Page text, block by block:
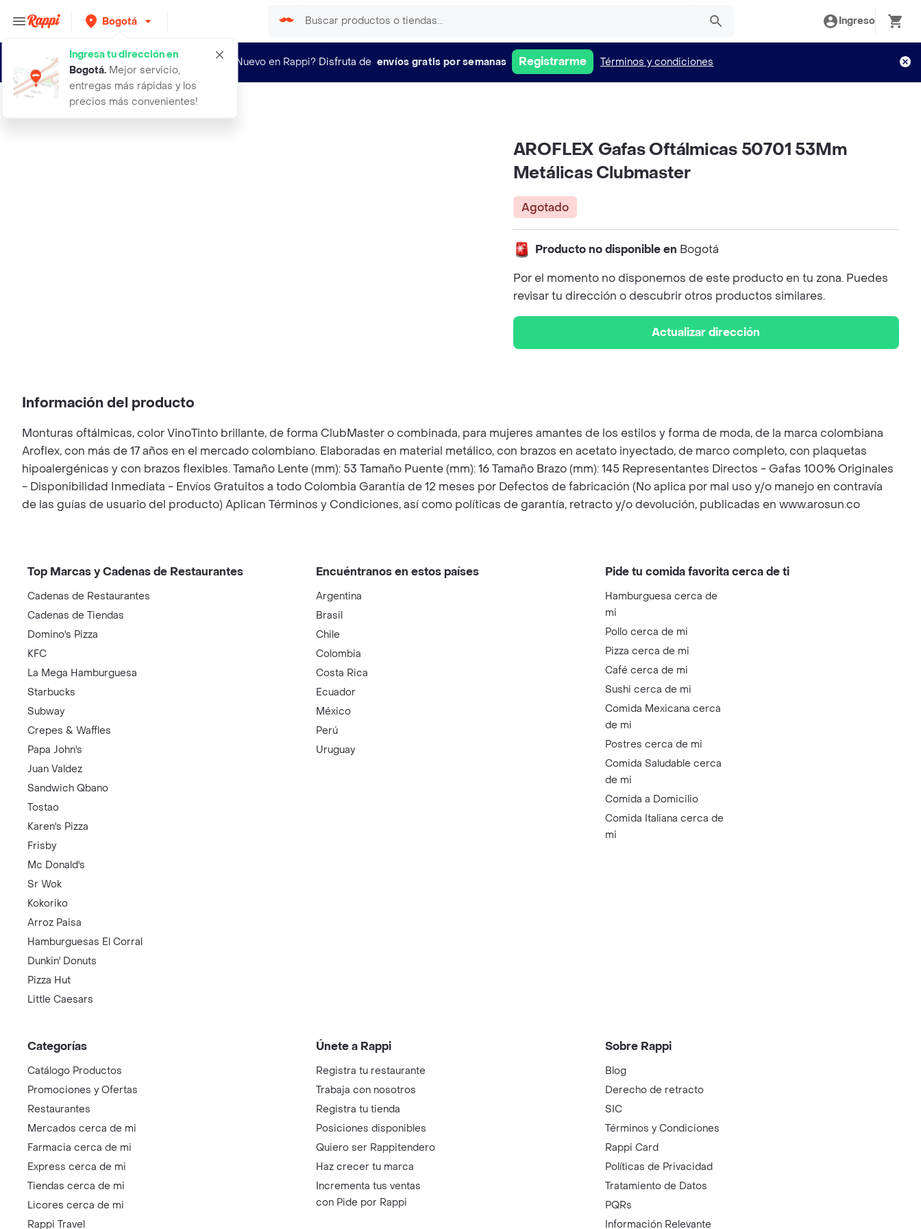
Bogotá
Ingresa tu dirección en
Bogotá. Mejor servicio,
entregas más rápidas y los
precios más convenientes!
Ingreso
¿Nuevo en Rappi? Disfruta de envíos gratis por semanas Registrarme Términos y condiciones
aroflex gafas oftalmicas 50701 53mm
AROFLEX Gafas Oftálmicas 50701 53Mm
Metálicas Clubmaster
Agotado
Producto no disponible en Bogotá
Por el momento no disponemos de este producto en tu zona. Puedes
revisar tu dirección o descubrir otros productos similares.
Actualizar dirección
Información del producto
Monturas oftálmicas, color VinoTinto brillante, de forma ClubMaster o combinada, para mujeres amantes de los estilos y forma de moda, de la marca colombiana
Aroflex, con más de 17 años en el mercado colombiano. Elaboradas en material metálico, con brazos en acetato inyectado, de marco completo, con plaquetas
hipoalergénicas y con brazos flexibles. Tamaño Lente (mm): 53 Tamaño Puente (mm): 16 Tamaño Brazo (mm): 145 Representantes Directos - Gafas 100% Originales
- Disponibilidad Inmediata - Envíos Gratuitos a todo Colombia Garantía de 12 meses por Defectos de fabricación (No aplica por mal uso y/o manejo en contravía
de las guías de usuario del producto) Aplican Términos y Condiciones, así como políticas de garantía, retracto y/o devolución, publicadas en www.arosun.co
Top Marcas y Cadenas de Restaurantes
Cadenas de Restaurantes
Cadenas de Tiendas
Domino's Pizza
KFC
La Mega Hamburguesa
Starbucks
Subway
Crepes & Waffles
Papa John's
Juan Valdez
Sandwich Qbano
Tostao
Karen's Pizza
Frisby
Mc Donald's
Sr Wok
Kokoriko
Arroz Paisa
Hamburguesas El Corral
Dunkin' Donuts
Pizza Hut
Little Caesars
Encuéntranos en estos países
Argentina
Brasil
Chile
Colombia
Costa Rica
Ecuador
México
Perú
Uruguay
Pide tu comida favorita cerca de ti
Hamburguesa cerca de
mi
Pollo cerca de mi
Pizza cerca de mi
Café cerca de mi
Sushi cerca de mi
Comida Mexicana cerca
de mi
Postres cerca de mi
Comida Saludable cerca
de mi
Comida a Domicilio
Comida Italiana cerca de
mi
Categorías
Catálogo Productos
Promociones y Ofertas
Restaurantes
Mercados cerca de mi
Farmacia cerca de mi
Express cerca de mi
Tiendas cerca de mi
Licores cerca de mi
Rappi Travel
Únete a Rappi
Registra tu restaurante
Trabaja con nosotros
Registra tu tienda
Posiciones disponibles
Quiero ser Rappitendero
Haz crecer tu marca
Incrementa tus ventas
con Pide por Rappi
Sobre Rappi
Blog
Derecho de retracto
SIC
Términos y Condiciones
Rappi Card
Políticas de Privacidad
Tratamiento de Datos
PQRs
Información Relevante